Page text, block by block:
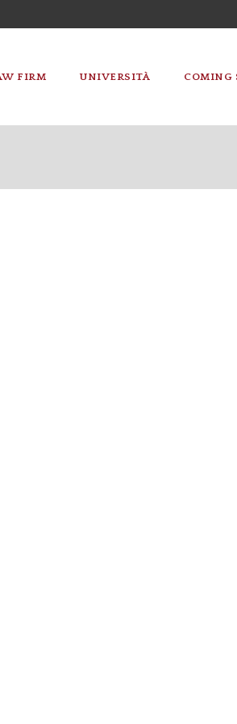
FIRM UNIVERSITÀ COMING